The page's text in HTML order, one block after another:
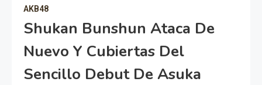
AKB48
Shukan Bunshun Ataca De
Nuevo Y Cubiertas Del
Sencillo Debut De Asuka